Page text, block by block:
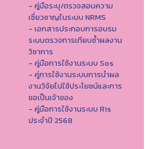
- คู่มือระบุ/ตรวจสอบความ
เชี่ยวชาญในระบบ NRMS
- เอกสารประกอบการอบรม
ระบบตรวจการเทียบซ้ำผลงาน
วิชาการ
- คู่มือการใช้งานระบบ Sos
- คู่การใช้งานระบบการนำผล
งานวิจัยไปใช้ประโยชน์และการ
ขอเป็นเจ้าของ
- คู่มือการใช้งานระบบ Ris
ประจำปี 2568